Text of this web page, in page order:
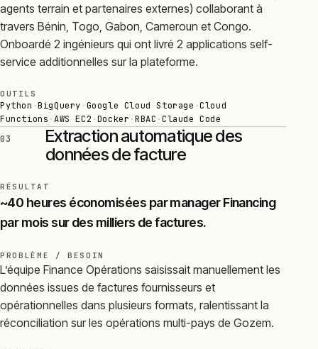
agents terrain et partenaires externes) collaborant à
travers Bénin, Togo, Gabon, Cameroun et Congo.
Onboardé 2 ingénieurs qui ont livré 2 applications self-
service additionnelles sur la plateforme.
OUTILS
Python ·BigQuery ·Google Cloud Storage ·Cloud
Functions ·AWS EC2 ·Docker ·RBAC ·Claude Code
03
Extraction automatique des
données de facture
RÉSULTAT
~40 heures économisées par manager Financing
par mois sur des milliers de factures.
PROBLÈME / BESOIN
L’équipe Finance Opérations saisissait manuellement les
données issues de factures fournisseurs et
opérationnelles dans plusieurs formats, ralentissant la
réconciliation sur les opérations multi-pays de Gozem.